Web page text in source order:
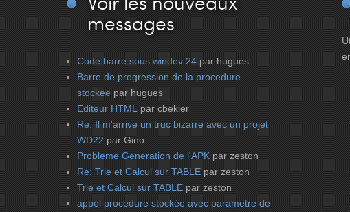
messages
Code barre sous windev 24 par hugues
Barre de progression de la procedure
stockee par hugues
Editeur HTML par cbekier
Re: Il m'arrive un truc bizarre avec un projet
WD22 par Gino
Probleme Generation de l'APK par zeston
Re: Trie et Calcul sur TABLE par zeston
Trie et Calcul sur TABLE par zeston
appel procedure stockée avec parametre de